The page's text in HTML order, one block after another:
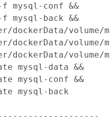
mysql-conf &&
mysql-back &&
dockerData/volume/
dockerData/volume/
dockerData/volume/
mysql-data &&
mysql-conf &&
mysql-back